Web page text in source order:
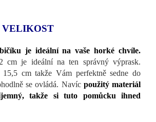
je ideální na vaše horké chvíle.
cm je ideální na ten správný výprask.
cm takže Vám perfektně sedne do
se ovládá. Navíc použitý materiál
takže si tuto pomůcku ihned